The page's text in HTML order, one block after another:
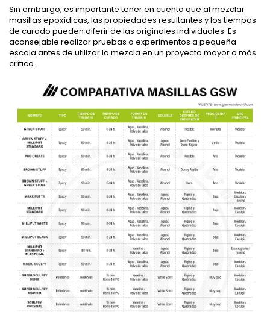
Sin embargo, es importante tener en cuenta que al mezclar
masillas epoxídicas, las propiedades resultantes y los tiempos
de curado pueden diferir de las originales individuales. Es
aconsejable realizar pruebas o experimentos a pequeña
escala antes de utilizar la mezcla en un proyecto mayor o más
crítico.